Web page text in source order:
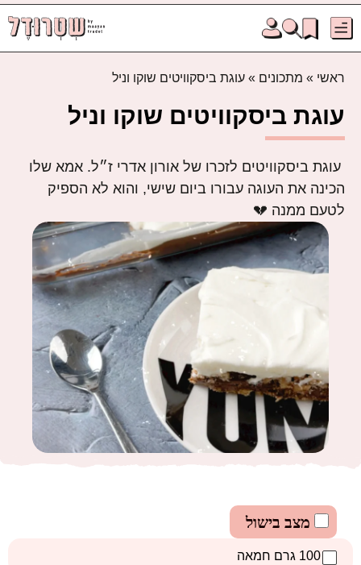
ראשי » מתכונים » עוגת ביסקוויטים שוקו וניל
עוגת ביסקוויטים שוקו וניל
עוגת ביסקוויטים לזכרו של אורון אדרי ז״ל. אמא שלו
הכינה את העוגה עבורו ביום שישי, והוא לא הספיק
לטעם ממנה 💔
מצב בישול
100 גרם חמאה